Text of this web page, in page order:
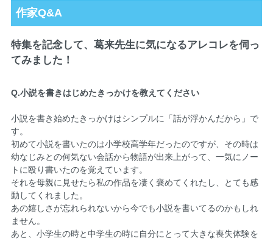
作家Q&A
特集を記念して、葛来先生に気になるアレコレを伺っ
てみました！
Q.小説を書きはじめたきっかけを教えてください
小説を書き始めたきっかけはシンプルに「話が浮かんだから」で
す。
初めて小説を書いたのは小学校高学年だったのですが、その時は
幼なじみとの何気ない会話から物語が出来上がって、一気にノー
トに殴り書いたのを覚えています。
それを母親に見せたら私の作品を凄く褒めてくれたし、とても感
動してくれました。
あの嬉しさが忘れられないから今でも小説を書いてるのかもしれ
ません。
あと、小学生の時と中学生の時に自分にとって大きな喪失体験を